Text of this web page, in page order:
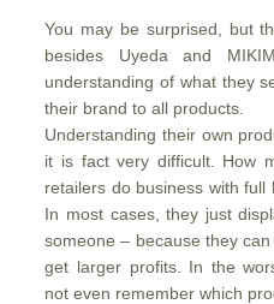
You may be surprised, but
besides Uyeda and
understanding of what they
their brand to all products.
Understanding their own
it is fact very difficult. How
retailers do business with
In most cases, they just
someone – because they
get larger profits. In the
not even remember which